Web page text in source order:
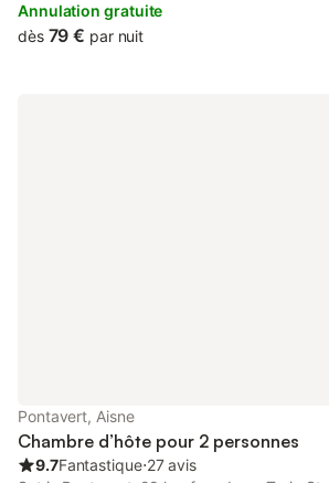
private parking and free WiFi.
Annulation gratuite
dès 79 € par nuit
Pontavert, Aisne
Chambre d’hôte pour 2 personnes
9.7Fantastique⋅27 avis